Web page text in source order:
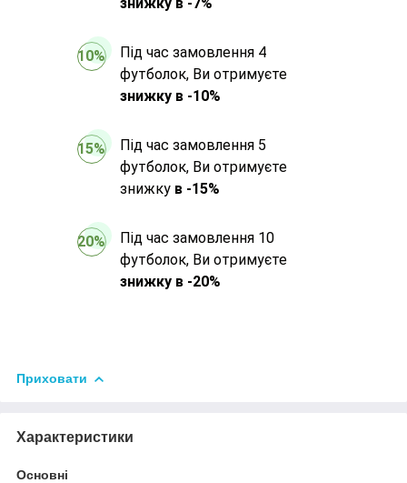
10%
Під час замовлення 4
футболок, Ви отримуєте
знижку в -10%
15%
Під час замовлення 5
футболок, Ви отримуєте
знижку в -15%
20%
Під час замовлення 10
футболок, Ви отримуєте
знижку в -20%
Приховати
Характеристики
Основні